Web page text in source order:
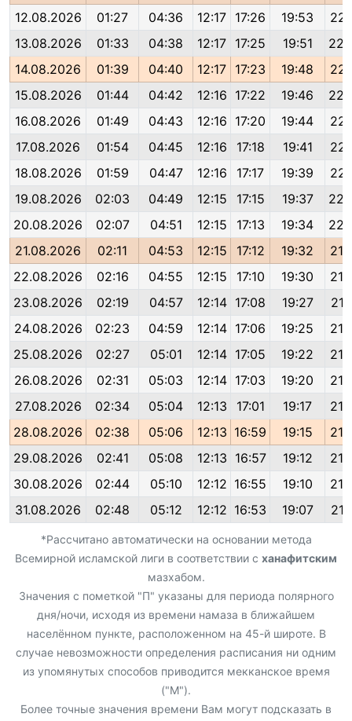
12.08.2026
01:27 04:36 12:17 17:26 19:53
13.08.2026
01:33 04:38 12:17 17:25 19:51
14.08.2026
01:39 04:40 12:17 17:23 19:48
15.08.2026
01:44 04:42 12:16 17:22 19:46
16.08.2026
01:49 04:43 12:16 17:20 19:44
17.08.2026
01:54 04:45 12:16 17:18 19:41
18.08.2026
01:59 04:47 12:16 17:17 19:39
19.08.2026
02:03 04:49 12:15 17:15 19:37
20.08.2026
02:07 04:51 12:15 17:13 19:34
21.08.2026
02:11 04:53 12:15 17:12 19:32
22.08.2026
02:16 04:55 12:15 17:10 19:30
23.08.2026
02:19 04:57 12:14 17:08 19:27
24.08.2026
02:23 04:59 12:14 17:06 19:25
25.08.2026
02:27 05:01 12:14 17:05 19:22
26.08.2026
02:31 05:03 12:14 17:03 19:20
27.08.2026
02:34 05:04 12:13 17:01 19:17
28.08.2026
02:38 05:06 12:13 16:59 19:15
29.08.2026
02:41 05:08 12:13 16:57 19:12
30.08.2026
02:44 05:10 12:12 16:55 19:10
31.08.2026
02:48 05:12 12:12 16:53 19:07
*Рассчитано автоматически на основании метода
Всемирной исламской лиги в соответствии с ханафитским
мазхабом.
Значения с пометкой "П" указаны для периода полярного
дня/ночи, исходя из времени намаза в ближайшем
населённом пункте, расположенном на 45-й широте. В
случае невозможности определения расписания ни одним
из упомянутых способов приводится мекканское время
("М").
Более точные значения времени Вам могут подсказать в